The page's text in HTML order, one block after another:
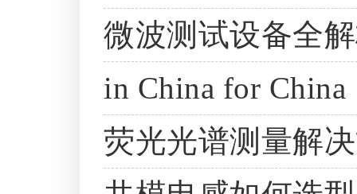
微波测试设备全
in China for
荧光光谱测量解